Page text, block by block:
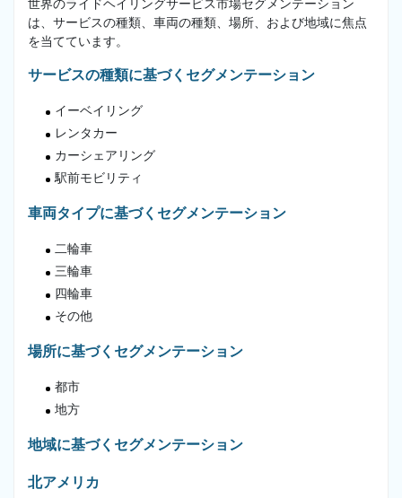
世界のライドヘイリングサービス市場セグメンテーション
は、サービスの種類、車両の種類、場所、および地域に焦点
を当てています。
サービスの種類に基づくセグメンテーション
イーベイリング
レンタカー
カーシェアリング
駅前モビリティ
車両タイプに基づくセグメンテーション
二輪車
三輪車
四輪車
その他
場所に基づくセグメンテーション
都市
地方
地域に基づくセグメンテーション
北アメリカ